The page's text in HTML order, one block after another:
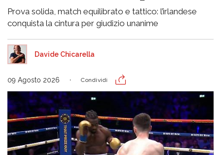
Prova solida, match equilibrato e tattico: l’irlandese
conquista la cintura per giudizio unanime
Davide Chicarella
09 Agosto 2026 Condividi